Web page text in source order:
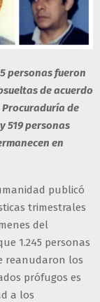
personas fueron
de acuerdo
de
519 personas
en
publicó
trimestrales
del
1.245 personas
reanudaron los
prófugos es
a los